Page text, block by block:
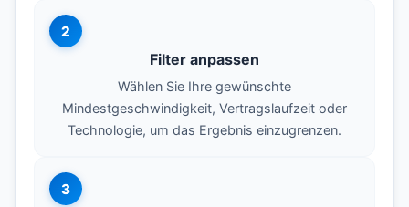
2
Filter anpassen
Wählen Sie Ihre gewünschte
Mindestgeschwindigkeit, Vertragslaufzeit oder
Technologie, um das Ergebnis einzugrenzen.
3